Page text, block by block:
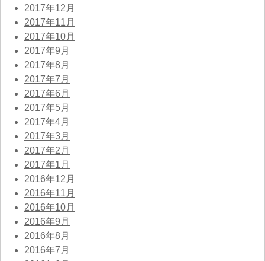
2017年12月
2017年11月
2017年10月
2017年9月
2017年8月
2017年7月
2017年6月
2017年5月
2017年4月
2017年3月
2017年2月
2017年1月
2016年12月
2016年11月
2016年10月
2016年9月
2016年8月
2016年7月